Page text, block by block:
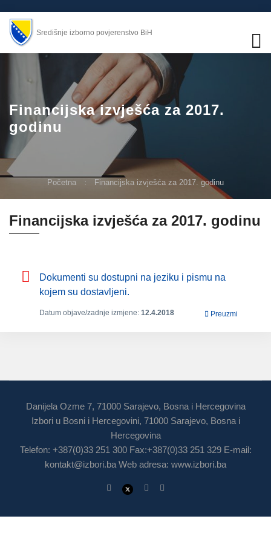
Središnje izborno povjerenstvo BiH
Financijska izvješća za 2017.
godinu
Početna Financijska izvješća za 2017. godinu
Financijska izvješća za 2017. godinu
Dokumenti su dostupni na jeziku i pismu na
kojem su dostavljeni.
Datum objave/zadnje izmjene: 12.4.2018 Preuzmi
Danijela Ozme 7, 71000 Sarajevo, Bosna i Hercegovina
Izbori u Bosni i Hercegovini, 71000 Sarajevo, Bosna i
Hercegovina
Telefon: +387(0)33 251 300 Fax:+387(0)33 251 329 E-mail:
kontakt@izbori.ba Web adresa: www.izbori.ba